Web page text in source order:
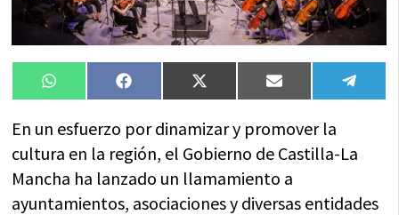
Compartir
en
WhatsAppCompartir
en
FacebookCompartir
en
X
(Twitter)
Compartir
en
Email
en
En un esfuerzo por dinamizar y promover la
cultura en la región, el Gobierno de Castilla-La
Mancha ha lanzado un llamamiento a
ayuntamientos, asociaciones y diversas entidades